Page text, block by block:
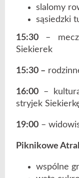
slalomy
sąsiedzki
15:30 – mecz
Siekierek
15:30 –
16:00 –
stryjek
19:00 –
Piknikowe
wspólne